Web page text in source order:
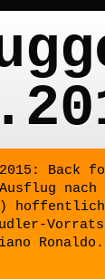
Back
hoffentlich
Ronaldo.